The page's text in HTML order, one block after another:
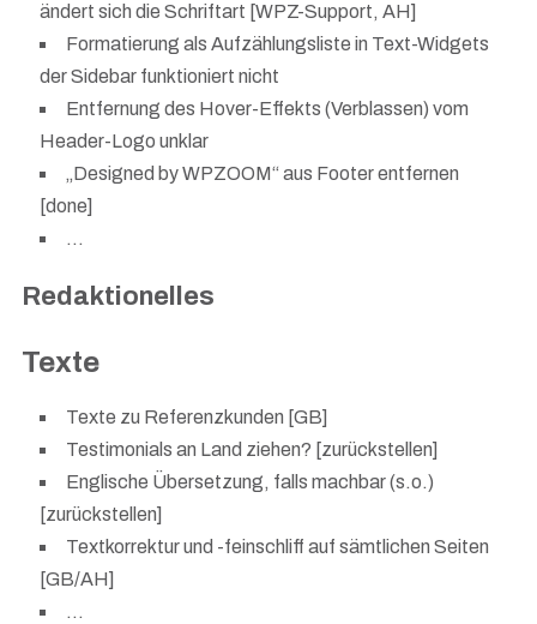
ändert sich die Schriftart [WPZ-Support, AH]
Formatierung als Aufzählungsliste in Text-Widgets
der Sidebar funktioniert nicht
Entfernung des Hover-Effekts (Verblassen) vom
Header-Logo unklar
„Designed by WPZOOM“ aus Footer entfernen
[done]
…
Redaktionelles
Texte
Texte zu Referenzkunden [GB]
Testimonials an Land ziehen? [zurückstellen]
Englische Übersetzung, falls machbar (s.o.)
[zurückstellen]
Textkorrektur und -feinschliff auf sämtlichen Seiten
[GB/AH]
…